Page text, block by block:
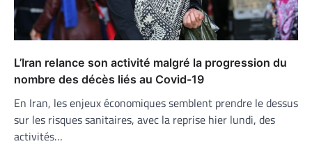
L’Iran relance son activité malgré la progression du
nombre des décès liés au Covid-19
En Iran, les enjeux économiques semblent prendre le dessus
sur les risques sanitaires, avec la reprise hier lundi, des
activités…